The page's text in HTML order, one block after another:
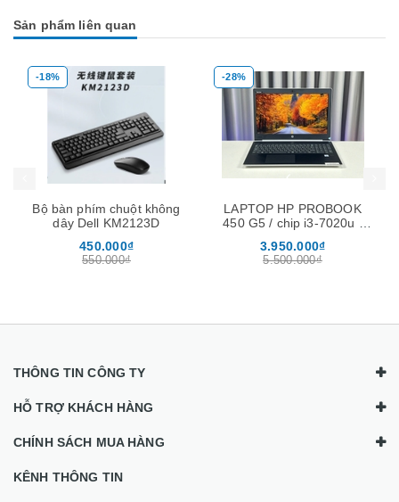
Sản phẩm liên quan
-18%
Bộ bàn phím chuột không
dây Dell KM2123D
450.000₫
550.000₫
-28%
LAPTOP HP PROBOOK
450 G5 / chip i3-7020u /
màn 15.6″
3.950.000₫
5.500.000₫
Mua hàng
THÔNG TIN CÔNG TY
HỖ TRỢ KHÁCH HÀNG
CHÍNH SÁCH MUA HÀNG
KÊNH THÔNG TIN